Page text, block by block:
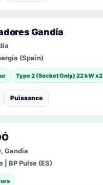
Gandía
(Spain)
Type 2 (Socket Only) 22 kW x2
Puissance
Gandia
| BP Pulse (ES)